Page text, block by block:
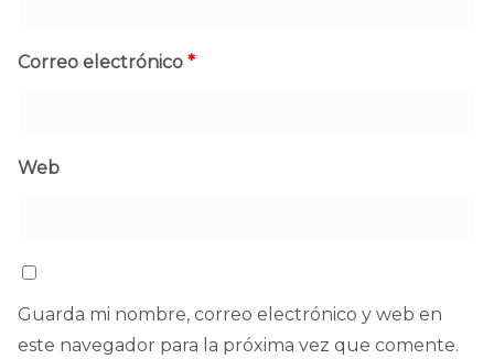
Correo electrónico *
Web
Guarda mi nombre, correo electrónico y web en
este navegador para la próxima vez que comente.